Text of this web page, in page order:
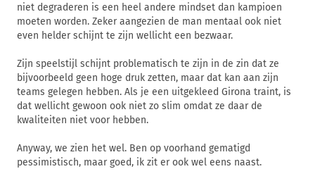
niet degraderen is een heel andere mindset dan kampioen
moeten worden. Zeker aangezien de man mentaal ook niet
even helder schijnt te zijn wellicht een bezwaar.
Zijn speelstijl schijnt problematisch te zijn in de zin dat ze
bijvoorbeeld geen hoge druk zetten, maar dat kan aan zijn
teams gelegen hebben. Als je een uitgekleed Girona traint, is
dat wellicht gewoon ook niet zo slim omdat ze daar de
kwaliteiten niet voor hebben.
Anyway, we zien het wel. Ben op voorhand gematigd
pessimistisch, maar goed, ik zit er ook wel eens naast.